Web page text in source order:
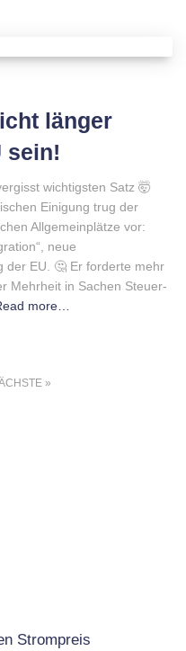
länger
sein!
wichtigsten Satz 🤯
Einigung trug der
Allgemeinplätze vor:
neue
der EU. 🤔 Er forderte mehr
Mehrheit in Sachen Steuer-
more…
Strompreis